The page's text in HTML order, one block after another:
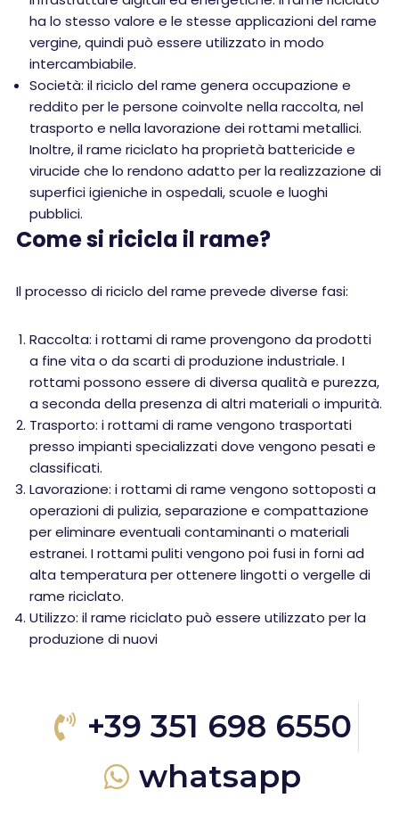
ha lo stesso valore e le stesse applicazioni del rame
vergine, quindi può essere utilizzato in modo
intercambiabile.
Società: il riciclo del rame genera occupazione e
reddito per le persone coinvolte nella raccolta, nel
trasporto e nella lavorazione dei rottami metallici.
Inoltre, il rame riciclato ha proprietà battericide e
virucide che lo rendono adatto per la realizzazione di
superfici igieniche in ospedali, scuole e luoghi
pubblici.
Come si ricicla il rame?
Il processo di riciclo del rame prevede diverse fasi:
Raccolta: i rottami di rame provengono da prodotti
a fine vita o da scarti di produzione industriale. I
rottami possono essere di diversa qualità e purezza,
a seconda della presenza di altri materiali o impurità.
Trasporto: i rottami di rame vengono trasportati
presso impianti specializzati dove vengono pesati e
classificati.
Lavorazione: i rottami di rame vengono sottoposti a
operazioni di pulizia, separazione e compattazione
per eliminare eventuali contaminanti o materiali
estranei. I rottami puliti vengono poi fusi in forni ad
alta temperatura per ottenere lingotti o vergelle di
rame riciclato.
Utilizzo: il rame riciclato può essere utilizzato per la
produzione di nuovi
+39 351 698 6550
whatsapp